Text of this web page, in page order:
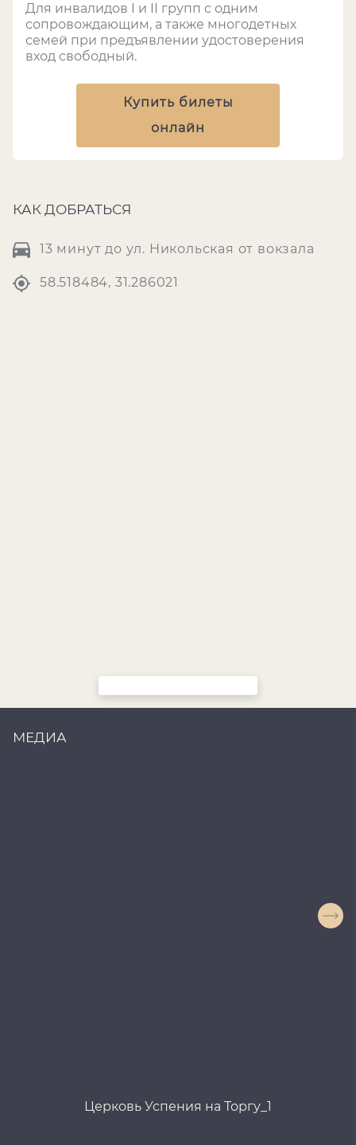
Для инвалидов I и II групп с одним
сопровождающим, а также многодетных
семей при предъявлении удостоверения
вход свободный.
Купить билеты
онлайн
КАК ДОБРАТЬСЯ
13 минут до ул. Никольская от вокзала
58.518484, 31.286021
МЕДИА
Церковь Успения на Торгу_1